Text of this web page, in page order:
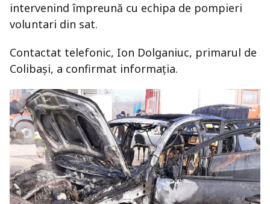
intervenind împreună cu echipa de pompieri
voluntari din sat.
Contactat telefonic, Ion Dolganiuc, primarul de
Colibași, a confirmat informația.